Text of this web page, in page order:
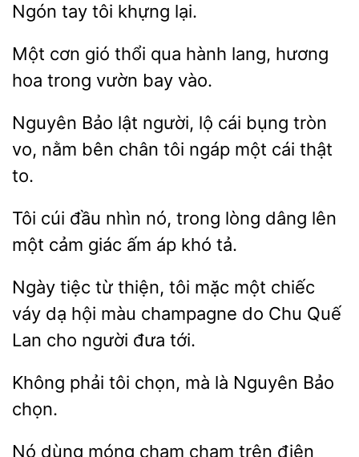
Ngón tay
gió
qua hành lang, hương
hoa trong vườn bay vào.
Bảo lật người, lộ cái bụng tròn
nằm bên
tôi ngáp một cái thật
to.
Tôi
đầu nhìn nó, trong lòng dâng lên
một cảm
áp khó tả.
tiệc từ thiện,
mặc một chiếc
váy dạ hội màu champagne do Chu Quế
Lan cho người đưa
Không phải tôi chọn, Nguyên Bảo
dùng móng
chạm trên điện